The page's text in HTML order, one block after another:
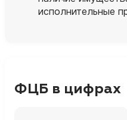
исполнительные
ФЦБ в цифрах